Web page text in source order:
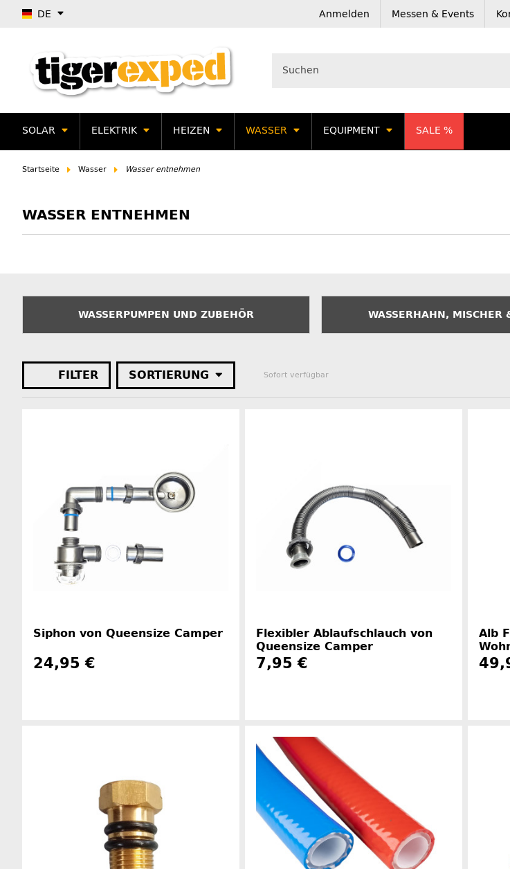
DE Anmelden Messen & Events
SOLAR ELEKTRIK HEIZEN WASSER EQUIPMENT SALE %
Startseite Wasser Wasser entnehmen
WASSER ENTNEHMEN
WASSERPUMPEN UND ZUBEHÖR WASSERHAHN, MISCHER
FILTER SORTIERUNG Sofort verfügbar
Siphon von Queensize Camper
24,95 €
Flexibler Ablaufschlauch von
Queensize Camper
7,95 €
Alb